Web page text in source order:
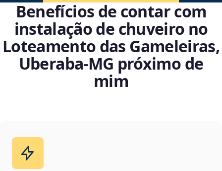
Benefícios de contar com
instalação de chuveiro no
Loteamento das Gameleiras,
Uberaba‑MG próximo de
mim